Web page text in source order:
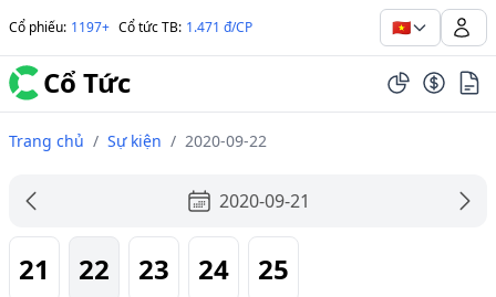
Cổ phiếu: 1197+ Cổ tức TB: 1.471 đ/CP 🇻🇳
Cổ Tức
Trang chủ / Sự kiện / 2020-09-22
2020-09-21
21 22 23 24 25